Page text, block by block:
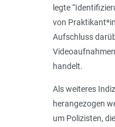
legte
von
Aufschluss
handelt.
Als weiteres
herangezogen
um Polizisten,